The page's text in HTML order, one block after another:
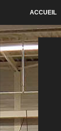
ACCUEIL